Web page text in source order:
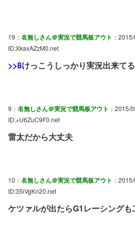
19： 名無しさん＠実況で競馬板アウト ：
ID:XkaxAZzM0.net
>>8けっこうしっかり実況出来て
9： 名無しさん＠実況で競馬板アウト ：2015/
ID:+U6ZuC9F0.net
雷太だから大丈夫
10： 名無しさん＠実況で競馬板アウト ：
ID:35iVgKn20.net
ケツァルが出たらG1レーシングも